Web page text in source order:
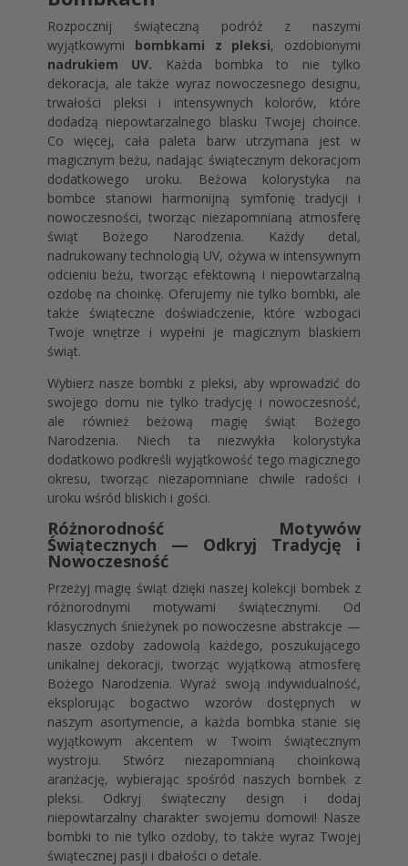
Rozpocznij świąteczną podróż z naszymi
wyjątkowymi bombkami z pleksi, ozdobionymi
nadrukiem UV. Każda bombka to nie tylko
dekoracja, ale także wyraz nowoczesnego designu,
trwałości pleksi i intensywnych kolorów, które
dodadzą niepowtarzalnego blasku Twojej choince.
Co więcej, cała paleta barw utrzymana jest w
magicznym beżu, nadając świątecznym dekoracjom
dodatkowego uroku. Beżowa kolorystyka na
bombce stanowi harmonijną symfonię tradycji i
nowoczesności, tworząc niezapomnianą atmosferę
świąt Bożego Narodzenia. Każdy detal,
nadrukowany technologią UV, ożywa w intensywnym
odcieniu beżu, tworząc efektowną i niepowtarzalną
ozdobę na choinkę. Oferujemy nie tylko bombki, ale
także świąteczne doświadczenie, które wzbogaci
Twoje wnętrze i wypełni je magicznym blaskiem
świąt.
Wybierz nasze bombki z pleksi, aby wprowadzić do
swojego domu nie tylko tradycję i nowoczesność,
ale również beżową magię świąt Bożego
Narodzenia. Niech ta niezwykła kolorystyka
dodatkowo podkreśli wyjątkowość tego magicznego
okresu, tworząc niezapomniane chwile radości i
uroku wśród bliskich i gości.
Różnorodność Motywów
Świątecznych — Odkryj Tradycję i
Nowoczesność
Przeżyj magię świąt dzięki naszej kolekcji bombek z
różnorodnymi motywami świątecznymi. Od
klasycznych śnieżynek po nowoczesne abstrakcje —
nasze ozdoby zadowolą każdego, poszukującego
unikalnej dekoracji, tworząc wyjątkową atmosferę
Bożego Narodzenia. Wyraź swoją indywidualność,
eksplorując bogactwo wzorów dostępnych w
naszym asortymencie, a każda bombka stanie się
wyjątkowym akcentem w Twoim świątecznym
wystroju. Stwórz niezapomnianą choinkową
aranżację, wybierając spośród naszych bombek z
pleksi. Odkryj świąteczny design i dodaj
niepowtarzalny charakter swojemu domowi! Nasze
bombki to nie tylko ozdoby, to także wyraz Twojej
świątecznej pasji i dbałości o detale.